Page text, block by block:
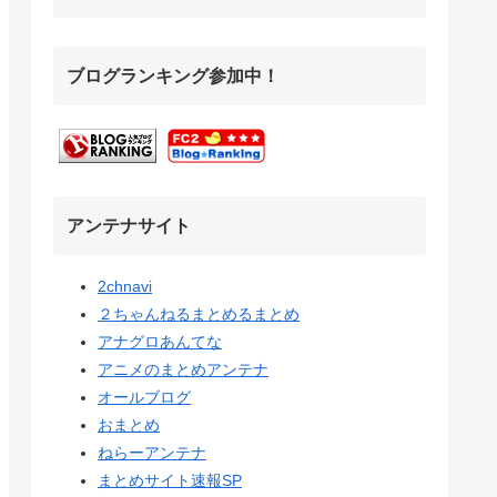
ブログランキング参加中！
アンテナサイト
2chnavi
２ちゃんねるまとめるまとめ
アナグロあんてな
アニメのまとめアンテナ
オールブログ
おまとめ
ねらーアンテナ
まとめサイト速報SP